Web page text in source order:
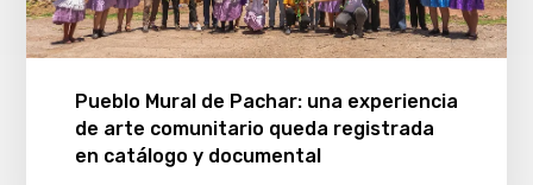
Pueblo Mural de Pachar: una experiencia
de arte comunitario queda registrada
en catálogo y documental